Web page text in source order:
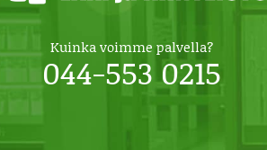
Kuinka voimme palvella?
044-553 0215